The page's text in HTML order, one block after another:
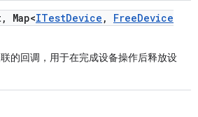
, Map<ITestDevice , FreeDevice
的回调，用于在完成设备操作后释放设